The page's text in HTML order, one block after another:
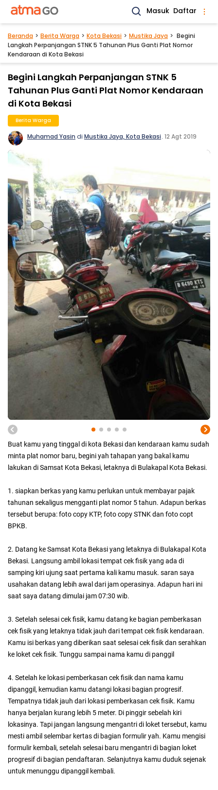
Masuk Daftar
Beranda Berita Warga Kota Bekasi Mustika Jaya
Begini
Langkah Perpanjangan STNK 5 Tahunan Plus Ganti Plat Nomor
Kendaraan di Kota Bekasi
Begini Langkah Perpanjangan STNK 5
Tahunan Plus Ganti Plat Nomor Kendaraan
di Kota Bekasi
Berita Warga
Muhamad Yasin di Mustika Jaya, Kota Bekasi. 12 Agt 2019
Buat kamu yang tinggal di kota Bekasi dan kendaraan kamu sudah
minta plat nomor baru, begini yah tahapan yang bakal kamu
lakukan di Samsat Kota Bekasi, letaknya di Bulakapal Kota Bekasi.
1. siapkan berkas yang kamu perlukan untuk membayar pajak
tahunan sekaligus mengganti plat nomor 5 tahun. Adapun berkas
tersebut berupa: foto copy KTP, foto copy STNK dan foto copt
BPKB.
2. Datang ke Samsat Kota Bekasi yang letaknya di Bulakapal Kota
Bekasi. Langsung ambil lokasi tempat cek fisik yang ada di
samping kiri ujung saat pertama kali kamu masuk. saran saya
usahakan datang lebih awal dari jam operasinya. Adapun hari ini
saat saya datang dimulai jam 07:30 wib.
3. Setelah selesai cek fisik, kamu datang ke bagian pemberkasan
cek fisik yang letaknya tidak jauh dari tempat cek fisik kendaraan.
Kamu isi berkas yang diberikan saat selesai cek fisik dan serahkan
ke loket cek fisik. Tunggu sampai nama kamu di panggil
4. Setelah ke lokasi pemberkasan cek fisik dan nama kamu
dipanggil, kemudian kamu datangi lokasi bagian progresif.
Tempatnya tidak jauh dari lokasi pemberkasan cek fisik. Kamu
hanya berjalan kurang lebih 5 meter. Di pinggir sebelah kiri
lokasinya. Tapi jangan langsung mengantri di loket tersebut, kamu
mesti ambil selembar kertas di bagian formulir yah. Kamu mengisi
formulir kembali, setelah selesai baru mengantri di bagian loket
progresif di bagian pendaftaran. Selanjutnya kamu duduk sejenak
untuk menunggu dipanggil kembali.